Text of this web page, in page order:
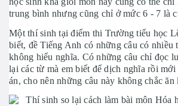
trung bình nhưng cũng chỉ ở mức 6 - 7 là
Một thí sinh tại điểm thi Trường tiểu học
biết, đề Tiếng Anh có những câu có nhiều
không hiểu nghĩa. Có những câu chỉ đọc
lại các từ mà em biết để dịch nghĩa rồi mới
án, cho nên những câu này không chắc ăn